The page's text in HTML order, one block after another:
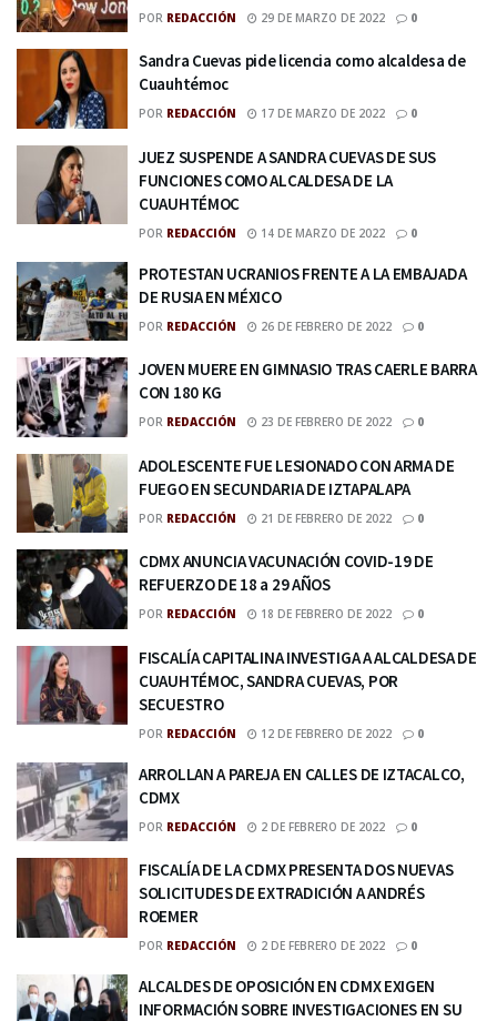
POR REDACCIÓN 29 DE MARZO DE 2022 0
Sandra Cuevas pide licencia como alcaldesa de
Cuauhtémoc
POR REDACCIÓN 17 DE MARZO DE 2022 0
JUEZ SUSPENDE A SANDRA CUEVAS DE SUS
FUNCIONES COMO ALCALDESA DE LA
CUAUHTÉMOC
POR REDACCIÓN 14 DE MARZO DE 2022 0
PROTESTAN UCRANIOS FRENTE A LA EMBAJADA
DE RUSIA EN MÉXICO
POR REDACCIÓN 26 DE FEBRERO DE 2022 0
JOVEN MUERE EN GIMNASIO TRAS CAERLE BARRA
CON 180 KG
POR REDACCIÓN 23 DE FEBRERO DE 2022 0
ADOLESCENTE FUE LESIONADO CON ARMA DE
FUEGO EN SECUNDARIA DE IZTAPALAPA
POR REDACCIÓN 21 DE FEBRERO DE 2022 0
CDMX ANUNCIA VACUNACIÓN COVID-19 DE
REFUERZO DE 18 a 29 AÑOS
POR REDACCIÓN 18 DE FEBRERO DE 2022 0
FISCALÍA CAPITALINA INVESTIGA A ALCALDESA DE
CUAUHTÉMOC, SANDRA CUEVAS, POR
SECUESTRO
POR REDACCIÓN 12 DE FEBRERO DE 2022 0
ARROLLAN A PAREJA EN CALLES DE IZTACALCO,
CDMX
POR REDACCIÓN 2 DE FEBRERO DE 2022 0
FISCALÍA DE LA CDMX PRESENTA DOS NUEVAS
SOLICITUDES DE EXTRADICIÓN A ANDRÉS
ROEMER
POR REDACCIÓN 2 DE FEBRERO DE 2022 0
ALCALDES DE OPOSICIÓN EN CDMX EXIGEN
INFORMACIÓN SOBRE INVESTIGACIONES EN SU